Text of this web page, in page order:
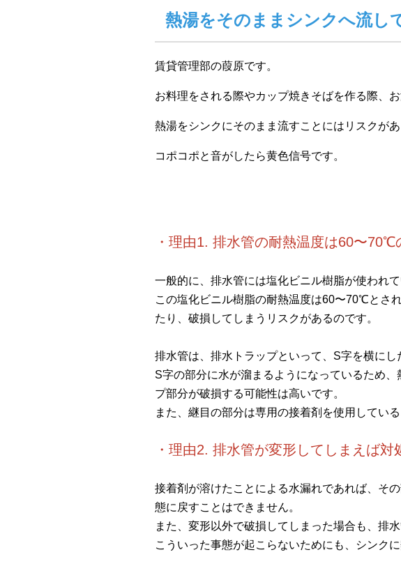
熱湯をそのままシンクへ流し
賃貸管理部の葭原です。
お料理をされる際やカップ焼きそばを作る際、
熱湯をシンクにそのまま流すことにはリスクがあ
コポコポと音がしたら黄色信号です。
・理由1. 排水管の耐熱温度は60〜
一般的に、排水管には塩化ビニル樹脂が使われて
この塩化ビニル樹脂の耐熱温度は60〜70℃とさ
たり、破損してしまうリスクがあるのです。
排水管は、排水トラップといって、S字を横にし
S字の部分に水が溜まるようになっているため
プ部分が破損する可能性は高いです。
また、継目の部分は専用の接着剤を使用してい
・理由2. 排水管が変形してしまえば対
接着剤が溶けたことによる水漏れであれば、そ
態に戻すことはできません。
また、変形以外で破損してしまった場合も、排
こういった事態が起こらないためにも、シンク